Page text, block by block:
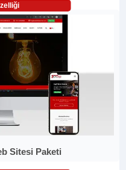
Sitesi Paketi